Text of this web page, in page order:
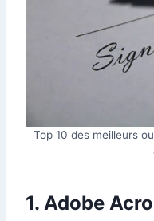
Top 10 des meilleurs
1. Adobe